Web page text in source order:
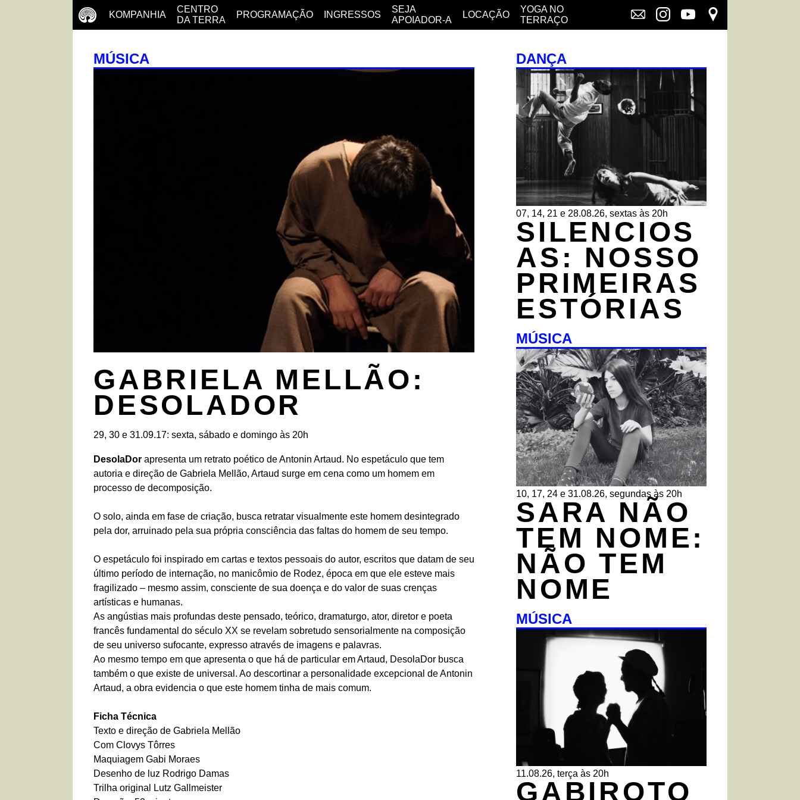
KOMPANHIA
CENTRO
DA TERRA
PROGRAMAÇÃO INGRESSOS
SEJA
APOIADOR-A
LOCAÇÃO
YOGA NO
TERRAÇO
MÚSICA
GABRIELA MELLÃO:
DESOLA­DOR
29, 30 e 31.09.17: sexta, sábado e domingo às 20h
DesolaDor apresenta um retrato poético de Antonin Artaud. No espetáculo que tem
autoria e direção de Gabriela Mellão, Artaud surge em cena como um homem em
processo de decomposição.
O solo, ainda em fase de criação, busca retratar visualmente este homem desintegrado
pela dor, arruinado pela sua própria consciência das faltas do homem de seu tempo.
O espetáculo foi inspirado em cartas e textos pessoais do autor, escritos que datam de seu
último período de internação, no manicômio de Rodez, época em que ele esteve mais
fragilizado – mesmo assim, consciente de sua doença e do valor de suas crenças
artísticas e humanas.
As angústias mais profundas deste pensado, teórico, dramaturgo, ator, diretor e poeta
francês fundamental do século XX se revelam sobretudo sensorialmente na composição
de seu universo sufocante, expresso através de imagens e palavras.
Ao mesmo tempo em que apresenta o que há de particular em Artaud, DesolaDor busca
também o que existe de universal. Ao descortinar a personalidade excepcional de Antonin
Artaud, a obra evidencia o que este homem tinha de mais comum.
Ficha Técnica
Texto e direção de Gabriela Mellão
Com Clovys Tôrres
Maquiagem Gabi Moraes
Desenho de luz Rodrigo Damas
Trilha original Lutz Gallmeister
DANÇA
07, 14, 21 e 28.08.26, sextas às 20h
SILENCIOS
AS: NOSSO
PRIMEIRAS
ESTÓRIAS
MÚSICA
10, 17, 24 e 31.08.26, segundas às 20h
SARA NÃO
TEM NOME:
NÃO TEM
NOME
MÚSICA
11.08.26, terça às 20h
GABIROTO